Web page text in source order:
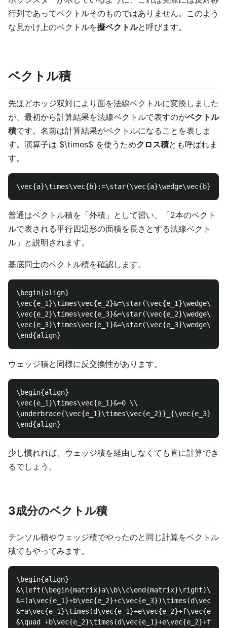
行列であってベクトルそのものではありません。このよう
な見かけ上のベクトルを擬ベクトルと呼びます。
ベクトル積
先ほどホッジ双対により面を法線ベクトルに変換しました
が、最初から計算結果を法線ベクトルで表すのがベクトル
積です。名前は計算結果がベクトルになることを表しま
す。演算子は $\times$ を使うためクロス積とも呼ばれま
す。
普通はベクトル積を「外積」として習い、「2本のベクト
ルで表される平行四辺形の面積を長さとする法線ベクト
ル」と説明されます。
基底同士のベクトル積を確認します。
\begin{align}
ウェッジ積と同様に反交換性があります。
\begin{align}
\vec{e_1}\times\vec{e_1}&=0 \\
少し慣れれば、ウェッジ積を経由しなくても直に計算でき
るでしょう。
3成分のベクトル積
テンソル積やウェッジ積でやったのと同じ計算をベクトル
積でもやってみます。
\begin{align}
&\quad